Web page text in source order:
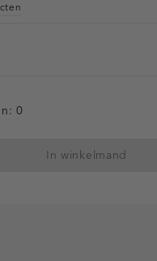
0
In winkelmand